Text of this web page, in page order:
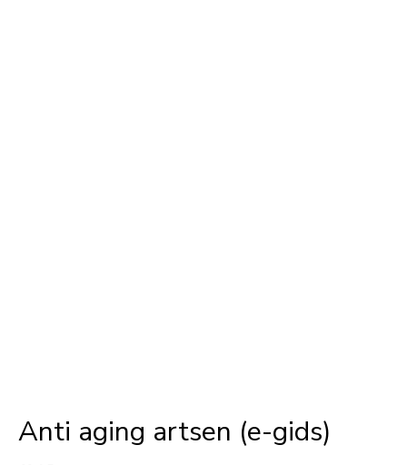
Anti aging artsen (e-gids)